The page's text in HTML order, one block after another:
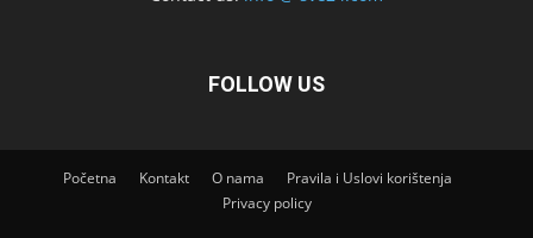
FOLLOW US
Početna Kontakt O nama
Pravila i Uslovi korištenja
Privacy policy